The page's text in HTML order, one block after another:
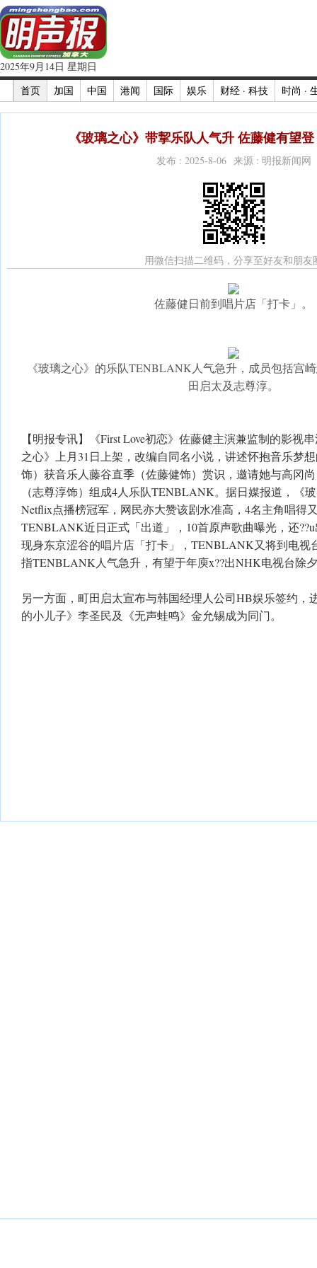
2025年9月14日 星期日
首页
加国 中国 港闻 国际 娱乐 财经 · 科技 时尚 ·
《玻璃之心》带挈乐队人气升 佐藤健有望
发布 : 2025-8-06 来源 : 明报新闻网
用微信扫描二维码，分享至好友和朋友
佐藤健日前到唱片店「打卡」。
《玻璃之心》的乐队TENBLANK人气急升，成员包括宫
田启太及志尊淳。
【明报专讯】《First Love初恋》佐藤健主演兼监制的影视
之心》上月31日上架，改编自同名小说，讲述怀抱音乐梦
饰）获音乐人藤谷直季（佐藤健饰）赏识，邀请她与高冈
（志尊淳饰）组成4人乐队TENBLANK。据日媒报道，《
Netflix点播榜冠军，网民亦大赞该剧水准高，4名主角唱得
TENBLANK近日正式「出道」，10首原声歌曲曝光，还
现身东京涩谷的唱片店「打卡」，TENBLANK又将到电视
指TENBLANK人气急升，有望于年庾x??出NHK电视台除
另一方面，町田启太宣布与韩国经理人公司HB娱乐签约，
的小儿子》李圣民及《无声蛙鸣》金允锡成为同门。